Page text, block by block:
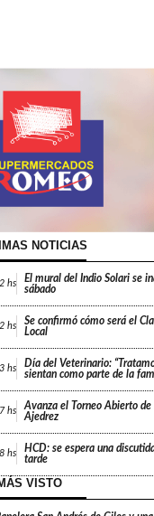
NOTICIAS
2 hs
El mural del Indio Solari se
sábado
2 hs
Se confirmó cómo será el
Local
3 hs
Día del Veterinario:
sientan como parte de la
7 hs
Avanza el Torneo Abierto de
Ajedrez
8 hs
HCD: se espera una
tarde
VISTO